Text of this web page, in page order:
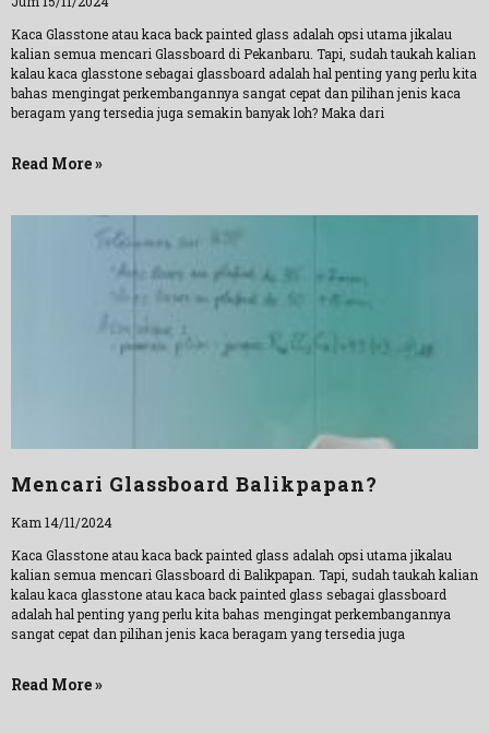
Kaca Glasstone atau kaca back painted glass adalah opsi utama jikalau
kalian semua mencari Glassboard di Pekanbaru. Tapi, sudah taukah kalian
kalau kaca glasstone sebagai glassboard adalah hal penting yang perlu kita
bahas mengingat perkembangannya sangat cepat dan pilihan jenis kaca
beragam yang tersedia juga semakin banyak loh? Maka dari
Read More »
Mencari Glassboard Balikpapan?
Kam 14/11/2024
Kaca Glasstone atau kaca back painted glass adalah opsi utama jikalau
kalian semua mencari Glassboard di Balikpapan. Tapi, sudah taukah kalian
kalau kaca glasstone atau kaca back painted glass sebagai glassboard
adalah hal penting yang perlu kita bahas mengingat perkembangannya
sangat cepat dan pilihan jenis kaca beragam yang tersedia juga
Read More »